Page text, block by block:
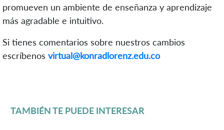
promueven un ambiente de enseñanza y aprendizaje
más agradable e intuitivo.
Si tienes comentarios sobre nuestros cambios
escríbenos virtual@konradlorenz.edu.co
TAMBIÉN TE PUEDE INTERESAR